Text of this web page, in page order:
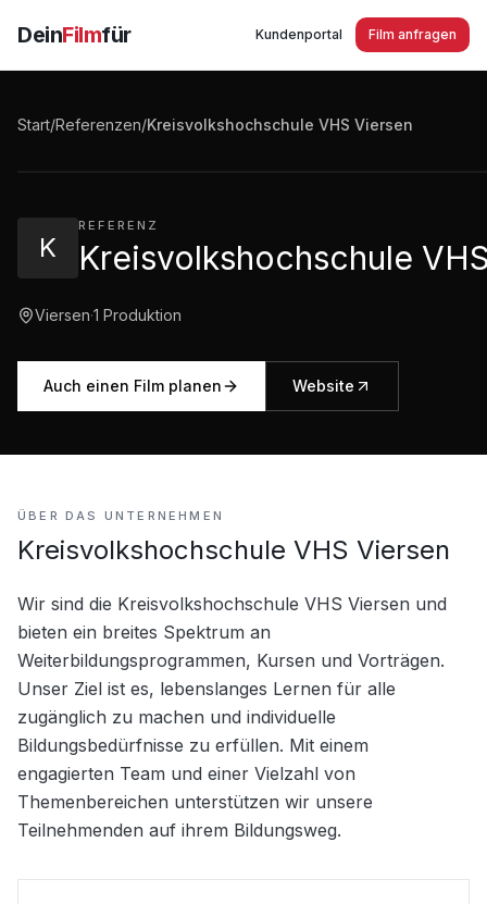
DeinFilmfür Kundenportal Film anfragen
Start/Referenzen/Kreisvolkshochschule VHS Viersen
K
REFERENZ
Kreisvolkshochschule
Viersen·1 Produktion
Auch einen Film planen Website
Kurse und Vorträge 2020
ÜBER DAS UNTERNEHMEN
Kreisvolkshochschule VHS Viersen
Wir sind die Kreisvolkshochschule VHS Viersen und
bieten ein breites Spektrum an
Weiterbildungsprogrammen, Kursen und Vorträgen.
Unser Ziel ist es, lebenslanges Lernen für alle
zugänglich zu machen und individuelle
Bildungsbedürfnisse zu erfüllen. Mit einem
engagierten Team und einer Vielzahl von
Themenbereichen unterstützen wir unsere
Teilnehmenden auf ihrem Bildungsweg.